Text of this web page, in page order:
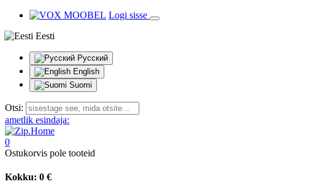
Logi sisse
Eesti
Русский
English
Suomi
Otsi:
ametlik esindaja:
0
Ostukorvis pole tooteid
Kokku: 0 €